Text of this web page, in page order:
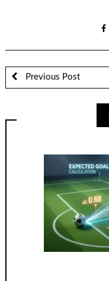
Previous Post